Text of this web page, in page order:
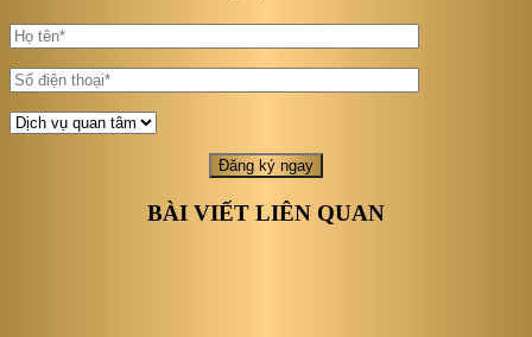
BÀI VIẾT LIÊN QUAN